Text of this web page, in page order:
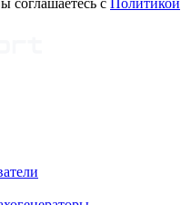
соглашаетесь с Политикой